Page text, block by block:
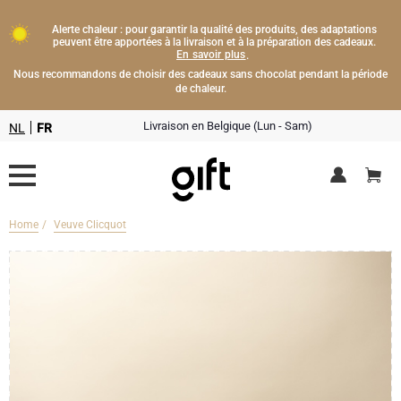
Alerte chaleur : pour garantir la qualité des produits, des adaptations
peuvent être apportées à la livraison et à la préparation des cadeaux.
En savoir plus.
Nous recommandons de choisir des cadeaux sans chocolat pendant la période
de chaleur.
Livraison en Belgique (Lun - Sam)
NL FR
Livraison fleurs
Boissons
Cadeaux champagne
Bouteille de Champagne
Chocolat
Type de cadeau
Lifestyle
Home Veuve Clicquot